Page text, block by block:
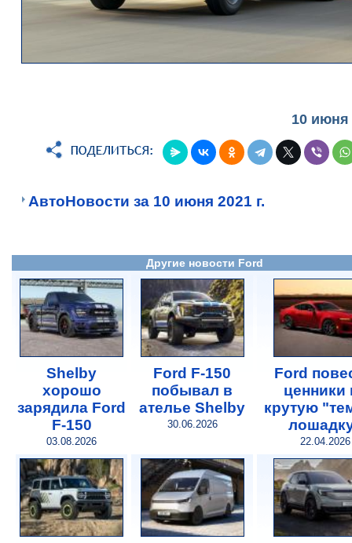
10 июня
АвтоНовости за 10 июня 2021 г.
Другие новости Ford
Shelby
хорошо
зарядила Ford
F-150
03.08.2026
Ford F-150
побывал в
ателье Shelby
30.06.2026
Ford
ценники
крутую
22.04.2026